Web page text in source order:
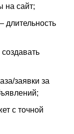
на сайт;
длительность
заявки за
с точной